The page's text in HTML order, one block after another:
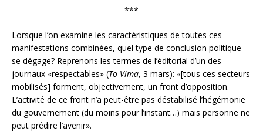
***
Lorsque l’on examine les caractéristiques de toutes ces
manifestations combinées, quel type de conclusion politique
se dégage? Reprenons les termes de l’éditorial d’un des
journaux «respectables» (To Vima, 3 mars): «[tous ces secteurs
mobilisés] forment, objectivement, un front d’opposition.
L’activité de ce front n’a peut-être pas déstabilisé l’hégémonie
du gouvernement (du moins pour l’instant…) mais personne ne
peut prédire l’avenir».